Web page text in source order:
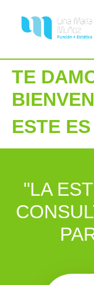
TE
ESTE
"LA